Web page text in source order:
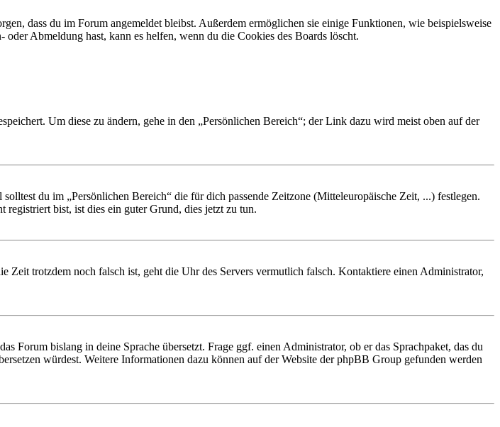
dass du im Forum angemeldet bleibst. Außerdem ermöglichen sie einige Funktionen, wie beispielsweise
Abmeldung hast, kann es helfen, wenn du die Cookies des Boards löscht.
Um diese zu ändern, gehe in den „Persönlichen Bereich“; der Link dazu wird meist oben auf der
du im „Persönlichen Bereich“ die für dich passende Zeitzone (Mitteleuropäische Zeit, ...) festlegen.
bist, ist dies ein guter Grund, dies jetzt zu tun.
Zeit trotzdem noch falsch ist, geht die Uhr des Servers vermutlich falsch. Kontaktiere einen Administrator,
Forum bislang in deine Sprache übersetzt. Frage ggf. einen Administrator, ob er das Sprachpaket, das du
würdest. Weitere Informationen dazu können auf der Website der phpBB Group gefunden werden